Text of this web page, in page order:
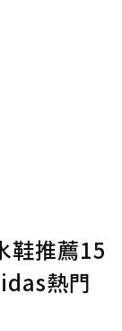
送出
鞋推薦15
熱門